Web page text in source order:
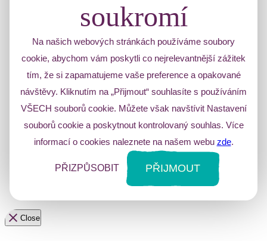
soukromí
Na našich webových stránkách používáme soubory
cookie, abychom vám poskytli co nejrelevantnější zážitek
tím, že si zapamatujeme vaše preference a opakované
návštěvy. Kliknutím na „Přijmout“ souhlasíte s používáním
VŠECH souborů cookie. Můžete však navštívit Nastavení
souborů cookie a poskytnout kontrolovaný souhlas. Více
informací o cookies naleznete na našem webu zde.
PŘIZPŮSOBIT PŘIJMOUT
Close